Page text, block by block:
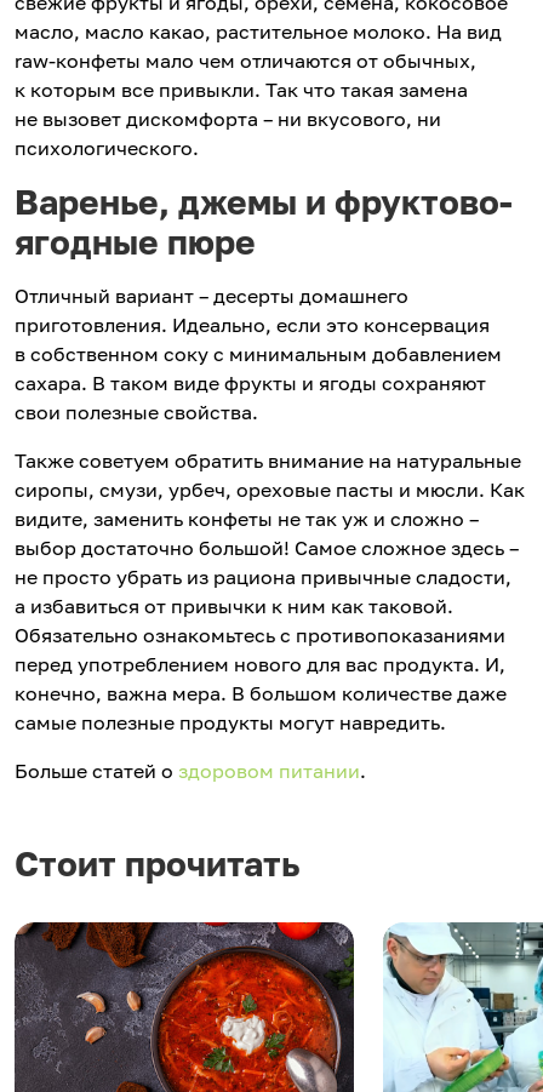
масло, масло какао, растительное молоко. На вид
raw-конфеты мало чем отличаются от обычных,
к которым все привыкли. Так что такая замена
не вызовет дискомфорта – ни вкусового, ни
психологического.
Варенье, джемы и фруктово-
ягодные пюре
Отличный вариант – десерты домашнего
приготовления. Идеально, если это консервация
в собственном соку с минимальным добавлением
сахара. В таком виде фрукты и ягоды сохраняют
свои полезные свойства.
Также советуем обратить внимание на натуральные
сиропы, смузи, урбеч, ореховые пасты и мюсли. Как
видите, заменить конфеты не так уж и сложно –
выбор достаточно большой! Самое сложное здесь –
не просто убрать из рациона привычные сладости,
а избавиться от привычки к ним как таковой.
Обязательно ознакомьтесь с противопоказаниями
перед употреблением нового для вас продукта. И,
конечно, важна мера. В большом количестве даже
самые полезные продукты могут навредить.
Больше статей о здоровом питании.
Стоит прочитать